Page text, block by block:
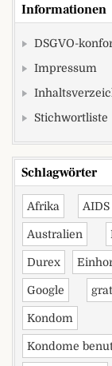
Informationen
DSGVO-
Impressum
Stichwortliste
Schlagwörter
Afrika AIDS
Australien
Durex
Google
Kondom
Kondome